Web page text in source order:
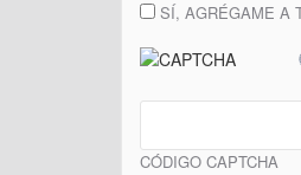
SÍ, AGRÉGAME A
CÓDIGO CAPTCHA